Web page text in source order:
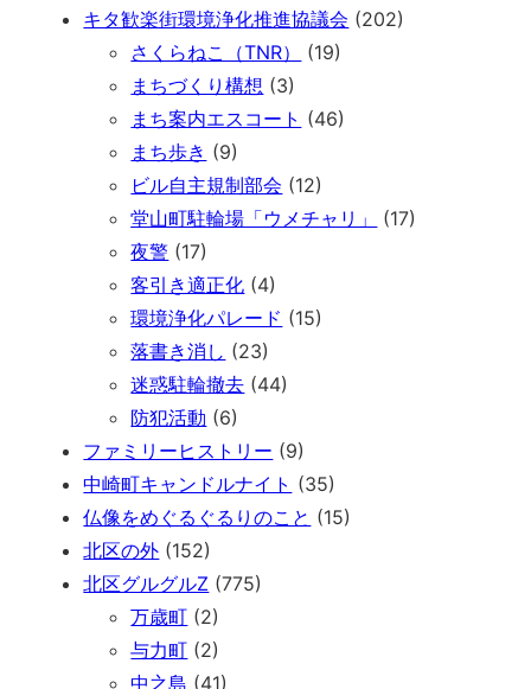
キタ歓楽街環境浄化推進協議会 (202)
さくらねこ（TNR）
(19)
まちづくり構想 (3)
まち案内エスコート (46)
まち歩き (9)
ビル自主規制部会 (12)
堂山町駐輪場「ウメチャリ」
(17)
夜警 (17)
客引き適正化 (4)
環境浄化パレード (15)
落書き消し (23)
迷惑駐輪撤去 (44)
防犯活動 (6)
ファミリーヒストリー (9)
中崎町キャンドルナイト (35)
仏像をめぐるぐるりのこと (15)
北区の外 (152)
北区グルグルZ (775)
万歳町 (2)
与力町 (2)
中之島 (41)